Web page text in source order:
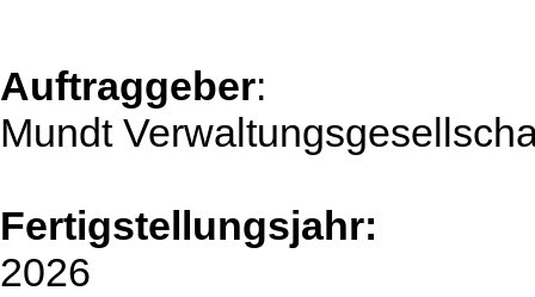
Auftraggeber:
Mundt
Fertigstellungsjahr:
2026